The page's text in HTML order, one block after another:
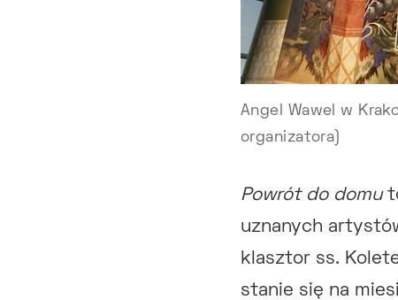
Angel Wawel w
organizatora)
Powrót do domu
uznanych
klasztor ss.
stanie się na